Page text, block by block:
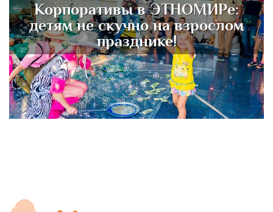
Корпоративы в ЭТНОМИРе:
детям не скучно на взрослом
празднике!